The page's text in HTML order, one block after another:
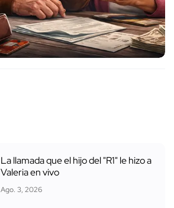
La llamada que el hijo del "R1" le hizo a
Valeria en vivo
Ago. 3, 2026